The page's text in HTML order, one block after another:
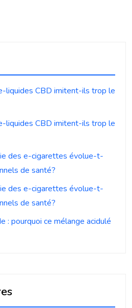
liquides CBD imitent-ils trop le
liquides CBD imitent-ils trop le
des e-cigarettes évolue-t-
de santé?
des e-cigarettes évolue-t-
de santé?
: pourquoi ce mélange acidulé